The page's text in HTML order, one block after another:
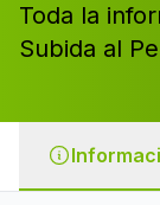
Toda la
Subida al